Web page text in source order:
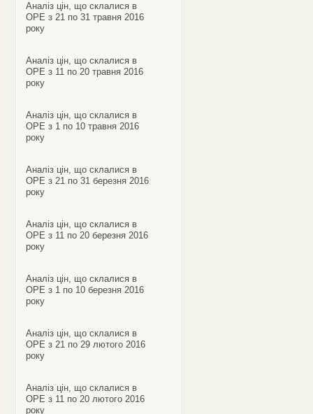
Аналіз цін, що склалися в
ОРЕ з 21 по 31 травня 2016
року
Аналіз цін, що склалися в
ОРЕ з 11 по 20 травня 2016
року
Аналіз цін, що склалися в
ОРЕ з 1 по 10 травня 2016
року
Аналіз цін, що склалися в
ОРЕ з 21 по 31 березня 2016
року
Аналіз цін, що склалися в
ОРЕ з 11 по 20 березня 2016
року
Аналіз цін, що склалися в
ОРЕ з 1 по 10 березня 2016
року
Аналіз цін, що склалися в
ОРЕ з 21 по 29 лютого 2016
року
Аналіз цін, що склалися в
ОРЕ з 11 по 20 лютого 2016
року